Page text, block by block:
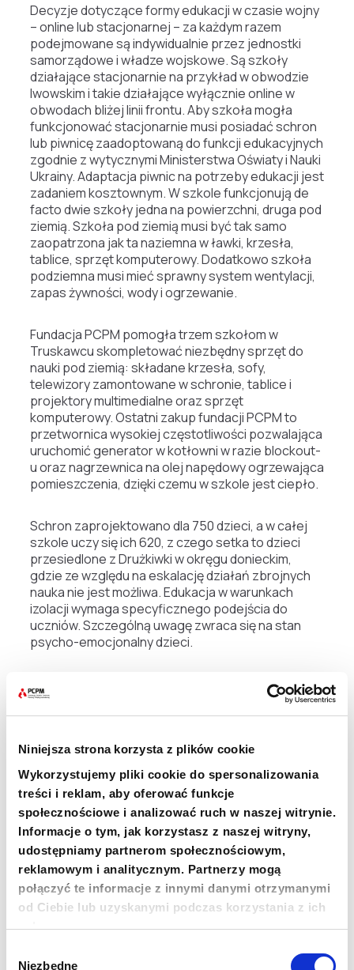
Niniejsza strona korzysta z plików cookie
Wykorzystujemy pliki cookie do spersonalizowania
treści i reklam, aby oferować funkcje
społecznościowe i analizować ruch w naszej witrynie.
Informacje o tym, jak korzystasz z naszej witryny,
udostępniamy partnerom społecznościowym,
reklamowym i analitycznym. Partnerzy mogą
połączyć te informacje z innymi danymi otrzymanymi
od Ciebie lub uzyskanymi podczas korzystania z ich
usług.
Niezbędne
Decyzje dotyczące formy edukacji w czasie wojny
– online lub stacjonarnej – za każdym razem
podejmowane są indywidualnie przez jednostki
samorządowe i władze wojskowe. Są szkoły
działające stacjonarnie na przykład w obwodzie
lwowskim i takie działające wyłącznie online w
obwodach bliżej linii frontu. Aby szkoła mogła
funkcjonować stacjonarnie musi posiadać schron
lub piwnicę zaadoptowaną do funkcji edukacyjnych
zgodnie z wytycznymi Ministerstwa Oświaty i Nauki
Ukrainy. Adaptacja piwnic na potrzeby edukacji jest
zadaniem kosztownym. W szkole funkcjonują de
facto dwie szkoły jedna na powierzchni, druga pod
ziemią. Szkoła pod ziemią musi być tak samo
zaopatrzona jak ta naziemna w ławki, krzesła,
tablice, sprzęt komputerowy. Dodatkowo szkoła
podziemna musi mieć sprawny system wentylacji,
zapas żywności, wody i ogrzewanie.
Fundacja PCPM pomogła trzem szkołom w
Truskawcu skompletować niezbędny sprzęt do
nauki pod ziemią: składane krzesła, sofy,
telewizory zamontowane w schronie, tablice i
projektory multimedialne oraz sprzęt
komputerowy. Ostatni zakup fundacji PCPM to
przetwornica wysokiej częstotliwości pozwalająca
uruchomić generator w kotłowni w razie blockout-
u oraz nagrzewnica na olej napędowy ogrzewająca
pomieszczenia, dzięki czemu w szkole jest ciepło.
Schron zaprojektowano dla 750 dzieci, a w całej
szkole uczy się ich 620, z czego setka to dzieci
przesiedlone z Drużkiwki w okręgu donieckim,
gdzie ze względu na eskalację działań zbrojnych
nauka nie jest możliwa. Edukacja w warunkach
izolacji wymaga specyficznego podejścia do
uczniów. Szczególną uwagę zwraca się na stan
psycho-emocjonalny dzieci.
– Nauczyciele czytają uczniom książki, uczą
wierszy, rysują i wspólnie śpiewają. W pierwszej
kolejności należy zapewnić wszystkim uczniom
na szczęście nigdy nie zdarzył się atak na szkołę
czy przedszkole ale w pobliskim Drohobyczu
odłamki trafiły w placówkę oświatową. Chcę
podziękować fundacji PCPM za to, że jest wrażliwa
na nasze potrzeby. Pomoc, której nam udzieliła
Fundacja umożliwia naukę stacjonarną podczas
alarmów lotniczych, zarówno dzięki poprawie
stanu technicznego naszego schronu jak i
poprzez zakup niezbędnych środków–mówi Igor
Łyczuk, dyrektor szkoły Truskawcu.
uczniów. Mogą korzystać ze szkolnej